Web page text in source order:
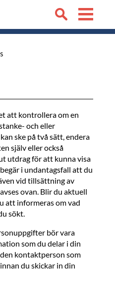
att kontrollera om en
och eller
ske på två sätt, endera
själv eller också
utdrag för att kunna visa
i undantagsfall att du
vid tillsättning av
ovan. Blir du aktuell
att informeras om vad
sökt.
bör vara
som du delar i din
kontaktperson som
du skickar in din